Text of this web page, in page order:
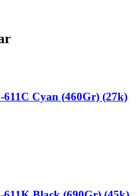
Cyan (460Gr) (27k)